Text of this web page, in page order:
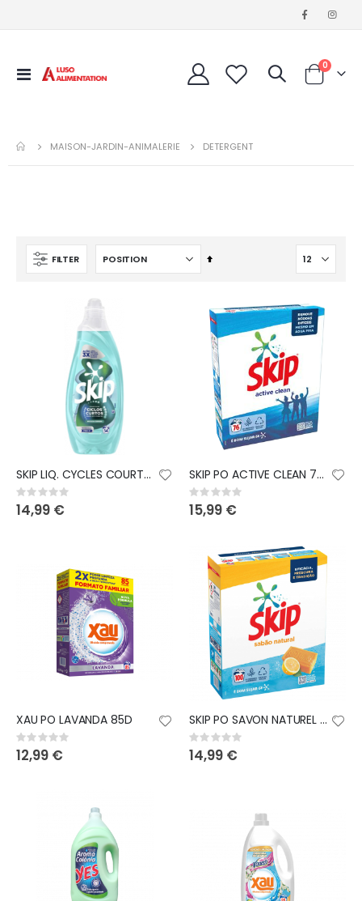
Affichage
Cart
0articles
MAISON-JARDIN-ANIMALERIE DETERGENT
FILTER
Par
SKIP LIQ. CYCLES COURTS 54D
Rating:
0%
14,99 €
SKIP PO ACTIVE CLEAN 76D
Rating:
0%
15,99 €
XAU PO LAVANDA 85D
Rating:
0%
12,99 €
SKIP PO SAVON NATUREL 100D
Rating:
0%
14,99 €